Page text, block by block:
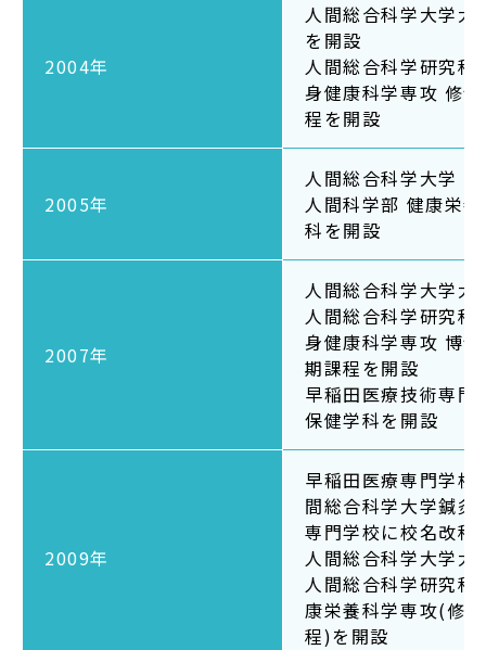
サイトポリシー
サイトマップ
教員等採用情報
2004年
人間総合科学大学大
を開設
人間総合科学研究科
身健康科学専攻 修
程を開設
2005年
人間総合科学大学
人間科学部 健康栄
科を開設
2007年
人間総合科学大学大
人間総合科学研究科
身健康科学専攻 博
期課程を開設
早稲田医療技術専門
保健学科を開設
2009年
早稲田医療専門学校
間総合科学大学鍼灸
専門学校に校名改称
人間総合科学大学大
人間総合科学研究科
康栄養科学専攻(修
程)を開設